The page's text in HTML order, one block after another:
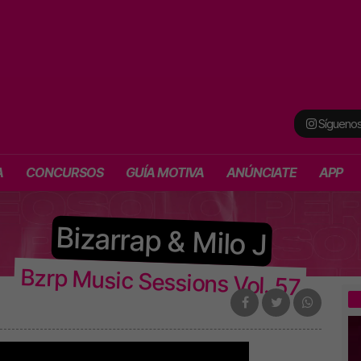
CONCURSOS GUÍA MOTIVA ANÚNCIATE APP
Bizarrap & Milo J
Bzrp Music Sessions Vol. 57